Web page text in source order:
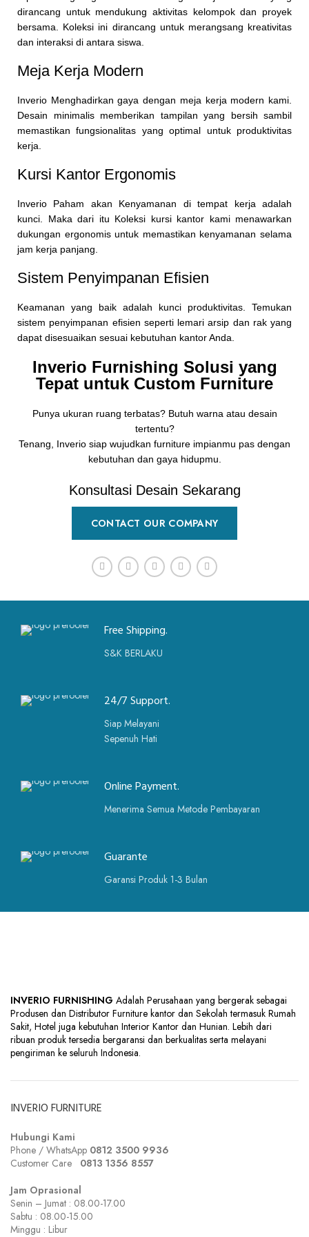
dirancang untuk mendukung aktivitas kelompok dan proyek
bersama. Koleksi ini dirancang untuk merangsang kreativitas
dan interaksi di antara siswa.
Meja Kerja Modern
Inverio Menghadirkan gaya dengan meja kerja modern kami.
Desain minimalis memberikan tampilan yang bersih sambil
memastikan fungsionalitas yang optimal untuk produktivitas
kerja.
Kursi Kantor Ergonomis
Inverio Paham akan Kenyamanan di tempat kerja adalah
kunci. Maka dari itu Koleksi kursi kantor kami menawarkan
dukungan ergonomis untuk memastikan kenyamanan selama
jam kerja panjang.
Sistem Penyimpanan Efisien
Keamanan yang baik adalah kunci produktivitas. Temukan
sistem penyimpanan efisien seperti lemari arsip dan rak yang
dapat disesuaikan sesuai kebutuhan kantor Anda.
Inverio Furnishing Solusi yang
Tepat untuk Custom Furniture
Punya ukuran ruang terbatas? Butuh warna atau desain
tertentu?
Tenang, Inverio siap wujudkan furniture impianmu pas dengan
kebutuhan dan gaya hidupmu.
Konsultasi Desain Sekarang
CONTACT OUR COMPANY
Free Shipping.
S&K BERLAKU
24/7 Support.
Siap Melayani
Sepenuh Hati
Online Payment.
Menerima Semua Metode Pembayaran
Guarante
Garansi Produk 1-3 Bulan
INVERIO FURNISHING Adalah Perusahaan yang bergerak sebagai
Produsen dan Distributor Furniture kantor dan Sekolah termasuk Rumah
Sakit, Hotel juga kebutuhan Interior Kantor dan Hunian. Lebih dari
ribuan produk tersedia bergaransi dan berkualitas serta melayani
pengiriman ke seluruh Indonesia.
INVERIO FURNITURE
Hubungi Kami
Phone / WhatsApp 0812 3500 9936
Customer Care 0813 1356 8557
Jam Oprasional
Senin – Jumat : 08.00-17.00
Sabtu : 08.00-15.00
Minggu : Libur